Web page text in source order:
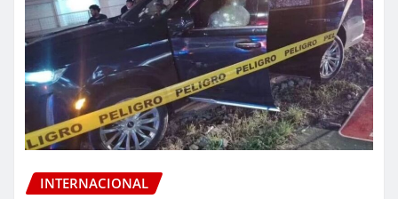
INTERNACIONAL